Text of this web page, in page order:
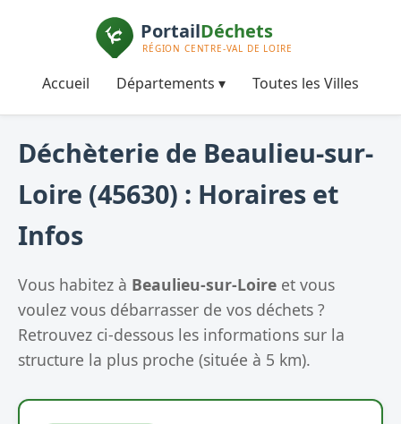
Accueil Départements ▾ Toutes les Villes
Déchèterie de Beaulieu-sur-
Loire (45630) : Horaires et
Infos
Vous habitez à Beaulieu-sur-Loire et vous
voulez vous débarrasser de vos déchets ?
Retrouvez ci-dessous les informations sur la
structure la plus proche (située à 5 km).